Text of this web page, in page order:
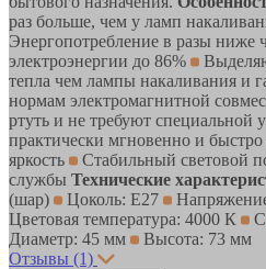
раз больше, чем у ламп
Энергопотребление в разы ниже
электроэнергии до 86%
тепла чем лампы накаливания и
нормам электромагнитной
ртуть и не требуют специальной
практически мгновенно и
яркость
Стабильный световой
службы Технические
(шар)
Цоколь: Е27
Цветовая температура: 4000 К
Диаметр: 45 мм
Высота: 73 мм
Отзывы (1)